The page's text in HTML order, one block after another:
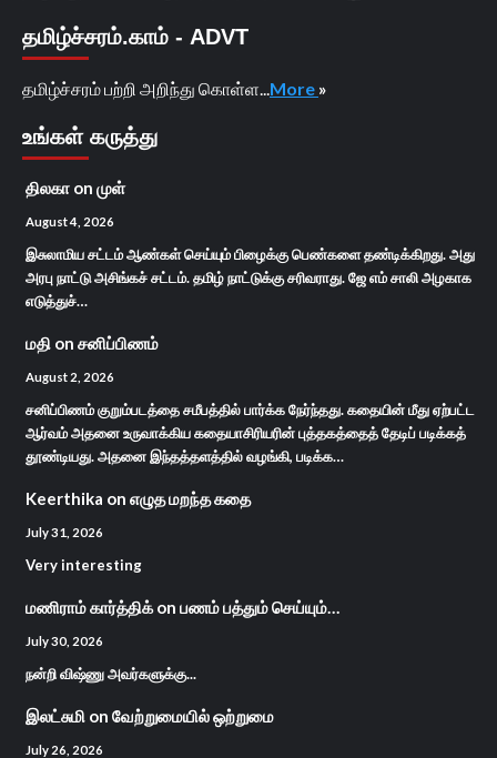
தமிழ்ச்சரம்.காம் - ADVT
தமிழ்ச்சரம் பற்றி அறிந்து கொள்ள... More »
உங்கள் கருத்து
திலகா on முள்
August 4, 2026
இசுலாமிய சட்டம் ஆண்கள் செய்யும் பிழைக்கு பெண்களை தண்டிக்கிறது. அது
அரபு நாட்டு அசிங்கச் சட்டம். தமிழ் நாட்டுக்கு சரிவராது. ஜே எம் சாலி அழகாக
எடுத்துச்…
மதி on சனிப்பிணம்
August 2, 2026
சனிப்பிணம் குறும்படத்தை சமீபத்தில் பார்க்க நேர்ந்தது. கதையின் மீது ஏற்பட்ட
ஆர்வம் அதனை உருவாக்கிய கதையாசிரியரின் புத்தகத்தைத் தேடிப் படிக்கத்
தூண்டியது. அதனை இந்தத்தளத்தில் வழங்கி, படிக்க…
Keerthika on எழுத மறந்த கதை
July 31, 2026
Very interesting
மணிராம் கார்த்திக்on பணம் பத்தும் செய்யும்…
July 30, 2026
நன்றி விஷ்ணு அவர்களுக்கு...
இலட்சுமி on வேற்றுமையில் ஒற்றுமை
July 26, 2026